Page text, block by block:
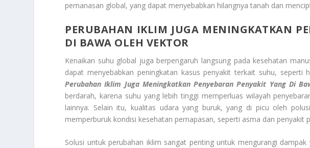
pemanasan global, yang dapat menyebabkan hilangnya tanah dan
PERUBAHAN IKLIM JUGA MENINGKATKAN
DI BAWA OLEH VEKTOR
Kenaikan suhu global juga berpengaruh langsung pada kesehatan
dapat menyebabkan peningkatan kasus penyakit terkait suhu, seperti
Perubahan Iklim Juga Meningkatkan Penyebaran Penyakit Yang Di
berdarah, karena suhu yang lebih tinggi memperluas wilayah
lainnya. Selain itu, kualitas udara yang buruk, yang di picu oleh
memperburuk kondisi kesehatan pernapasan, seperti asma dan penyakit
Solusi untuk perubahan iklim sangat penting untuk mengurangi